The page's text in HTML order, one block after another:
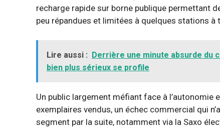
recharge rapide sur borne publique permettant
peu répandues et limitées à quelques stations à
Lire aussi : Derrière une minute absurde du
bien plus sérieux se profile
Un public largement méfiant face à l’autonomie
exemplaires vendus, un échec commercial qui
segment par la suite, notamment via la Saxo